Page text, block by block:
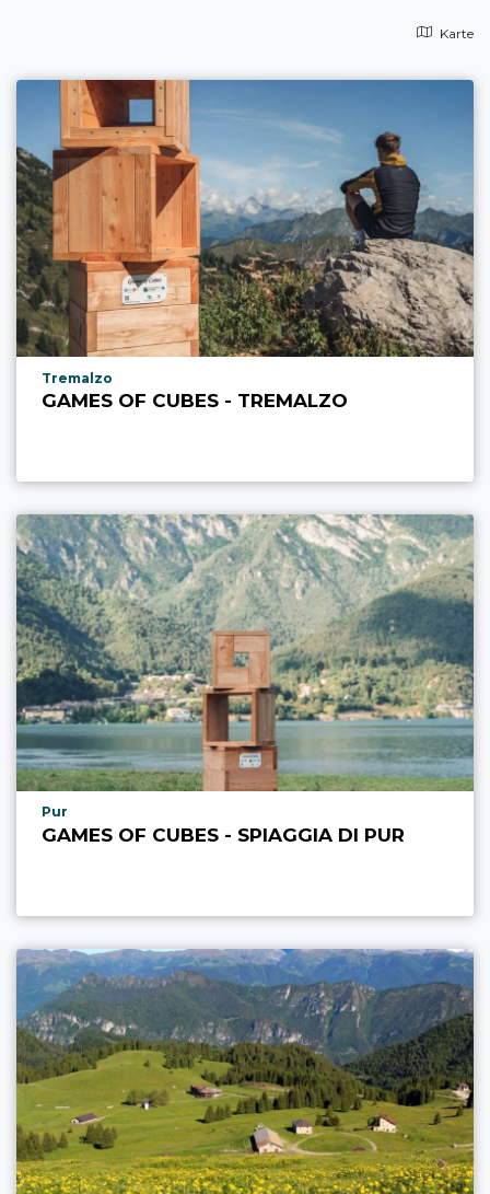
Karte
aria.poi_location_prefix
Tremalzo
GAMES OF CUBES - TREMALZO
aria.poi_location_prefix
Pur
GAMES OF CUBES - SPIAGGIA DI PUR